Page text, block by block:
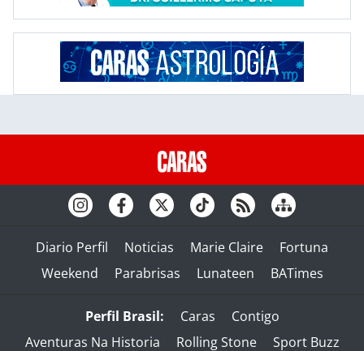
Diario Perfil Noticias Marie Claire
Fortuna
Weekend
Parabrisas Lunateen BATimes
Perfil Brasil: Caras
Contigo
Aventuras Na Historia
Rolling Stone Sport Buzz